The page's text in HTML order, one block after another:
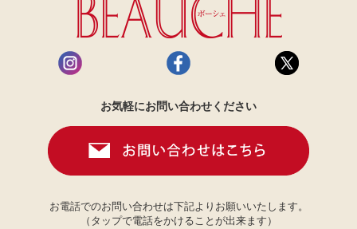
お気軽にお問い合わせください
お電話でのお問い合わせは下記よりお願いいたします。
（タップで電話をかけることが出来ます）